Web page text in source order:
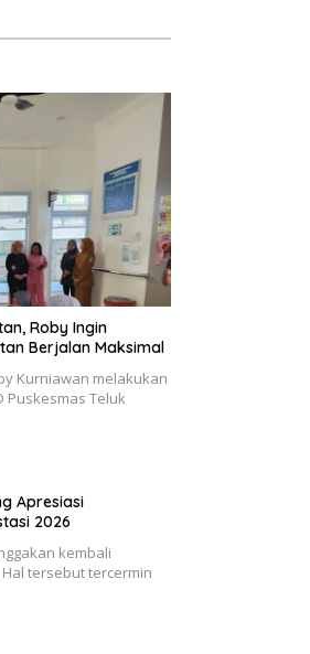
Roby Ingin
Berjalan Maksimal
Kurniawan melakukan
Puskesmas Teluk
Apresiasi
2026
kembali
tersebut tercermin